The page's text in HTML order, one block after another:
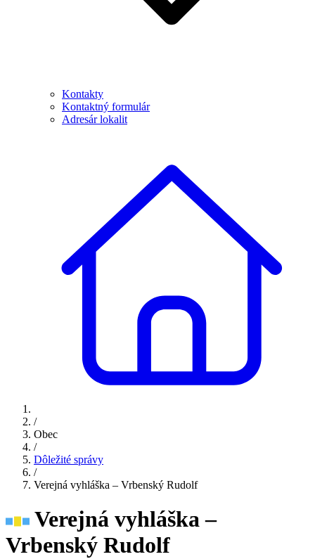
Kontakty
Kontaktný formulár
Adresár lokalit
/
Obec
/
Dôležité správy
/
Verejná vyhláška – Vrbenský Rudolf
Verejná vyhláška –
Vrbenský Rudolf